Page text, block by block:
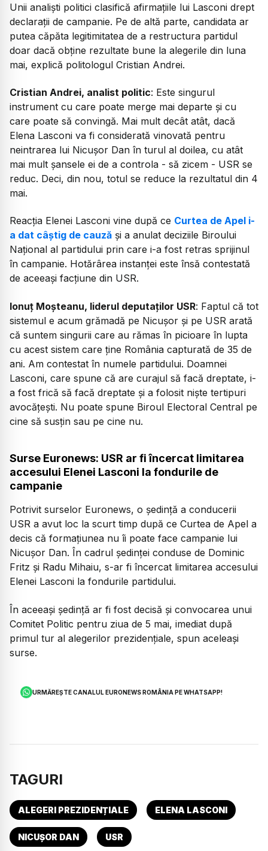
Unii analiști politici clasifică afirmațiile lui Lasconi drept
declarații de campanie. Pe de altă parte, candidata ar
putea căpăta legitimitatea de a restructura partidul
doar dacă obține rezultate bune la alegerile din luna
mai, explică politologul Cristian Andrei.
Cristian Andrei, analist politic: Este singurul
instrument cu care poate merge mai departe și cu
care poate să convingă. Mai mult decât atât, dacă
Elena Lasconi va fi considerată vinovată pentru
neintrarea lui Nicușor Dan în turul al doilea, cu atât
mai mult șansele ei de a controla - să zicem - USR se
reduc. Deci, din nou, totul se reduce la rezultatul din 4
mai.
Reacția Elenei Lasconi vine după ce Curtea de Apel i-
a dat câștig de cauză și a anulat deciziile Biroului
Național al partidului prin care i-a fost retras sprijinul
în campanie. Hotărârea instanței este însă contestată
de aceeași facțiune din USR.
Ionuț Moșteanu, liderul deputaților USR: Faptul că tot
sistemul e acum grămadă pe Nicușor și pe USR arată
că suntem singurii care au rămas în picioare în lupta
cu acest sistem care ține România capturată de 35 de
ani. Am contestat în numele partidului. Doamnei
Lasconi, care spune că are curajul să facă dreptate, i-
a fost frică să facă dreptate și a folosit niște tertipuri
avocățești. Nu poate spune Biroul Electoral Central pe
cine să susțin sau pe cine nu.
Surse Euronews: USR ar fi încercat limitarea
accesului Elenei Lasconi la fondurile de
campanie
Potrivit surselor Euronews, o ședință a conducerii
USR a avut loc la scurt timp după ce Curtea de Apel a
decis că formațiunea nu îi poate face campanie lui
Nicușor Dan. În cadrul ședinței conduse de Dominic
Fritz și Radu Mihaiu, s-ar fi încercat limitarea accesului
Elenei Lasconi la fondurile partidului.
În aceeași ședință ar fi fost decisă și convocarea unui
Comitet Politic pentru ziua de 5 mai, imediat după
primul tur al alegerilor prezidențiale, spun aceleași
surse.
URMĂREȘTE CANALUL EURONEWS ROMÂNIA PE WHATSAPP!
TAGURI
ALEGERI PREZIDENȚIALE ELENA LASCONI
NICUȘOR DAN USR